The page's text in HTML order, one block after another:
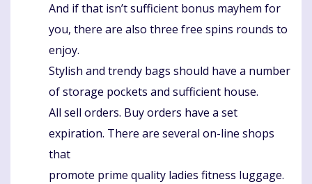
And if that isn’t sufficient bonus mayhem for
you, there are also three free spins rounds to
enjoy.
Stylish and trendy bags should have a number
of storage pockets and sufficient house.
All sell orders. Buy orders have a set
expiration. There are several on-line shops
that
promote prime quality ladies fitness luggage.